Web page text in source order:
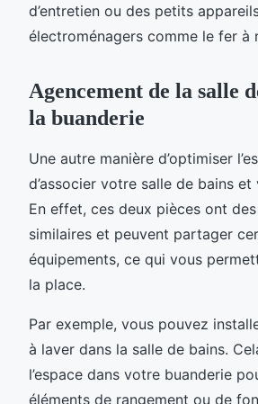
d’entretien ou des petits
électroménagers comme le fer à
Agencement de la salle
la buanderie
Une autre manière d’optimiser
d’associer votre salle de bains
En effet, ces deux pièces ont
similaires et peuvent partager
équipements, ce qui vous
la place.
Par exemple, vous pouvez
à laver dans la salle de bains.
l’espace dans votre buanderie
éléments de rangement ou de